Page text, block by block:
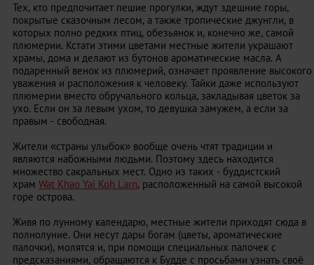
Тех, кто предпочитает пешие прогулки, ждут здешние горы,
покрытые сказочным лесом, а также тропические джунгли, в
которых полно редких птиц, обезьянок и, конечно же, самой
плюмерии. Кстати этими цветами местные жители украшают
храмы, дома и делают из бутонов ароматические масла. А
подаренный венок из плюмерий, означает проявление высокого
уважения и расположения к человеку. Тайки даже используют
плюмерии вместо обручального кольца, закладывая цветок за
ухо. Если он за левым ухом, то девушка замужем, а если за
правым - свободная.
Жители «страны улыбок» вообще очень чтят традиции и
являются набожными людьми. Поэтому здесь находится
множество сакральных мест. Одно из таких - буддистский
храм Wat Khao Yai Koh Larn, расположенный на самой высокой
горе острова.
Живя по лунному календарю, местные жители приходят сюда в
полнолуние. Они несут дары богам (цветы, ароматические
палочки), молятся и, при помощи специальных палочек с
предсказаниями, обращаются к Будде с просьбами узнать своё